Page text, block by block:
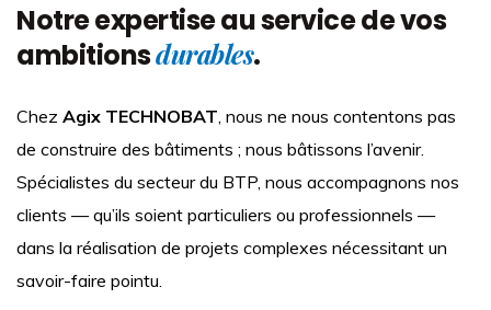
Notre expertise au service de vos
ambitionsdurables.
Chez Agix TECHNOBAT, nous ne nous contentons pas
de construire des bâtiments ; nous bâtissons l’avenir.
Spécialistes du secteur du BTP, nous accompagnons nos
clients — qu’ils soient particuliers ou professionnels —
dans la réalisation de projets complexes nécessitant un
savoir-faire pointu.